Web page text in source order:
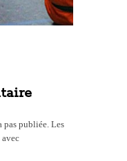
pas publiée. Les